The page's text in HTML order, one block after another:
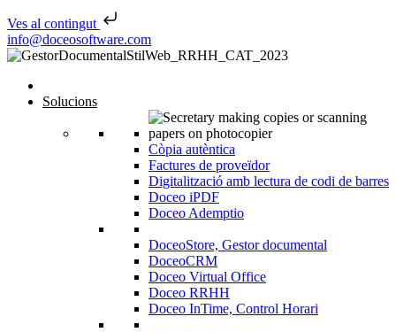
Ves al contingut
Skip to content
info@doceosoftware.com
Solucions
Còpia autèntica
Factures de proveïdor
Digitalització amb lectura de codi de barres
Doceo iPDF
Doceo Ademptio
DoceoStore, Gestor documental
DoceoCRM
Doceo Virtual Office
Doceo RRHH
Doceo InTime, Control Horari